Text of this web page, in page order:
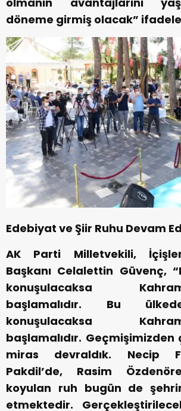
döneme girmiş olacak”
Edebiyat ve Şiir Ruhu Devam
AK Parti Milletvekili,
Başkanı Celalettin Güvenç,
konuşulacaksa
başlamalıdır. Bu
konuşulacaksa
başlamalıdır.
miras devraldık. Necip
Pakdil’de, Rasim
koyulan ruh bugün de
etmektedir.